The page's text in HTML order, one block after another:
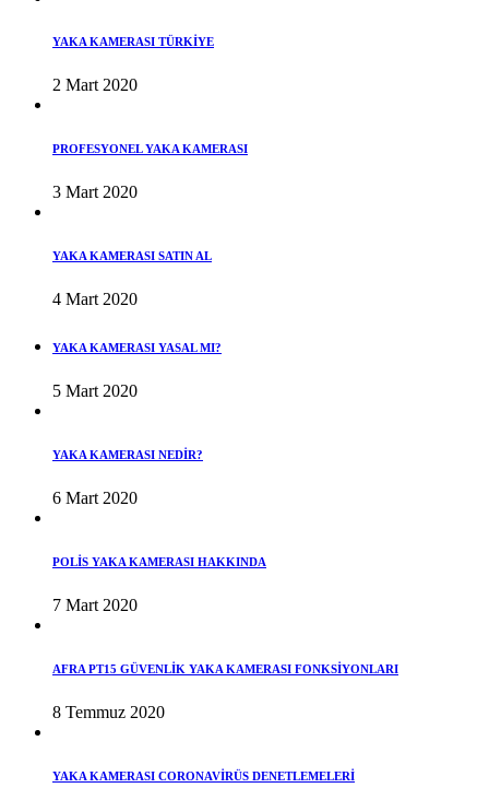
YAKA KAMERASI TÜRKİYE
2 Mart 2020
PROFESYONEL YAKA KAMERASI
3 Mart 2020
YAKA KAMERASI SATIN AL
4 Mart 2020
YAKA KAMERASI YASAL MI?
5 Mart 2020
YAKA KAMERASI NEDİR?
6 Mart 2020
POLİS YAKA KAMERASI HAKKINDA
7 Mart 2020
AFRA PT15 GÜVENLİK YAKA KAMERASI FONKSİYONLARI
8 Temmuz 2020
YAKA KAMERASI CORONAVİRÜS DENETLEMELERİ